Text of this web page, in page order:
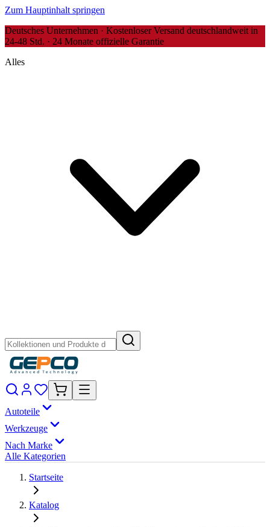
Zum Hauptinhalt springen
Deutsches Unternehmen · Kostenloser Versand deutschlandweit in
24-48 Std. · 24 Monate offizielle Garantie
Alles
Autoteile
Werkzeuge
Nach Marke
Alle Kategorien
Startseite
Katalog